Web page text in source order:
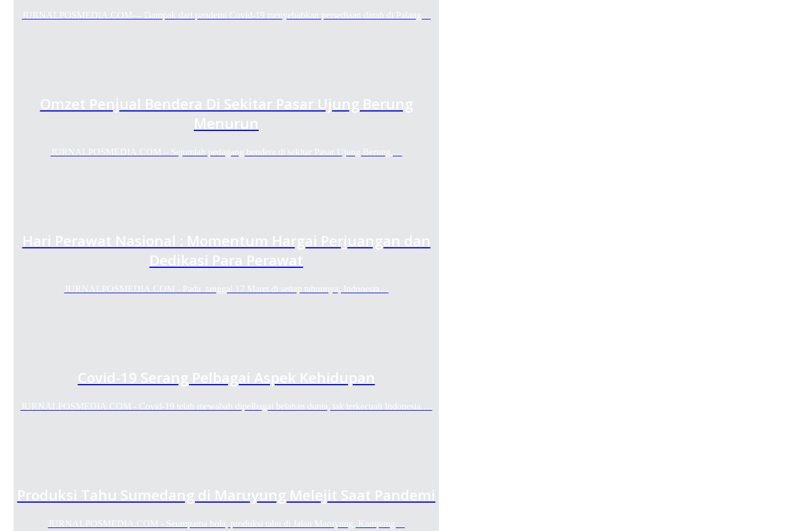
JURNALPOSMEDIA.COM— Dampak dari pandemi Covid-19 menyebabkan persediaan darah di Palang…
Omzet Penjual Bendera Di Sekitar Pasar Ujung Berung
Menurun
JURNALPOSMEDIA.COM – Sejumlah pedagang bendera di sekitar Pasar Ujung Berung,…
Hari Perawat Nasional : Momentum Hargai Perjuangan dan
Dedikasi Para Perawat
JURNALPOSMEDIA.COM - Pada tanggal 17 Maret di setiap tahunnya, Indonesia…
Covid-19 Serang Pelbagai Aspek Kehidupan
JURNALPOSMEDIA.COM - Covid-19 telah mewabah dipelbagai belahan dunia, tak terkecuali Indonesia.…
Produksi Tahu Sumedang di Maruyung Melejit Saat Pandemi
JURNALPOSMEDIA.COM - Seumpama bola, produksi tahu di Jalan Maruyung, Kampung…